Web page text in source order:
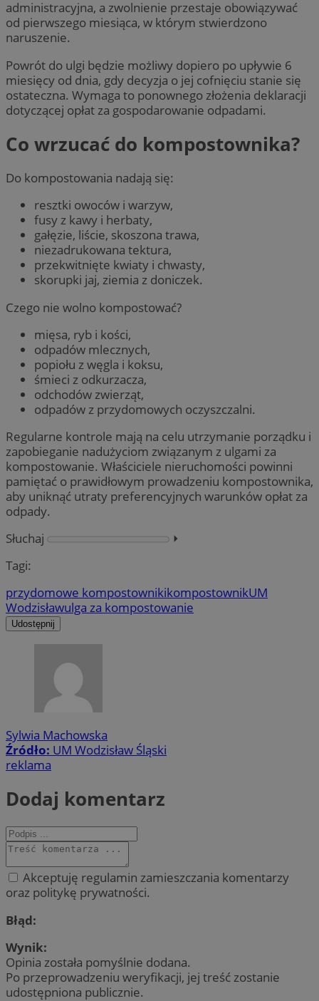
administracyjna, a zwolnienie przestaje obowiązywać
od pierwszego miesiąca, w którym stwierdzono
naruszenie.
Powrót do ulgi będzie możliwy dopiero po upływie 6
miesięcy od dnia, gdy decyzja o jej cofnięciu stanie się
ostateczna. Wymaga to ponownego złożenia deklaracji
dotyczącej opłat za gospodarowanie odpadami.
Co wrzucać do kompostownika?
Do kompostowania nadają się:
resztki owoców i warzyw,
fusy z kawy i herbaty,
gałęzie, liście, skoszona trawa,
niezadrukowana tektura,
przekwitnięte kwiaty i chwasty,
skorupki jaj, ziemia z doniczek.
Czego nie wolno kompostować?
mięsa, ryb i kości,
odpadów mlecznych,
popiołu z węgla i koksu,
śmieci z odkurzacza,
odchodów zwierząt,
odpadów z przydomowych oczyszczalni.
Regularne kontrole mają na celu utrzymanie porządku i
zapobieganie nadużyciom związanym z ulgami za
kompostowanie. Właściciele nieruchomości powinni
pamiętać o prawidłowym prowadzeniu kompostownika,
aby uniknąć utraty preferencyjnych warunków opłat za
odpady.
Słuchaj
⏵︎
Tagi:
przydomowe kompostownikikompostownikUM
Wodzisławulga za kompostowanie
Udostępnij
Sylwia Machowska
Źródło: UM Wodzisław Śląski
reklama
Dodaj komentarz
Akceptuję regulamin zamieszczania komentarzy
oraz politykę prywatności.
Błąd:
Wynik:
Opinia została pomyślnie dodana.
Po przeprowadzeniu weryfikacji, jej treść zostanie
udostępniona publicznie.